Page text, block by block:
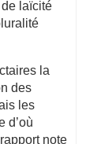
laïcité
la
des
les
d’où
note